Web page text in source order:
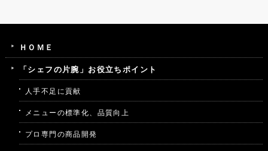
ＨＯＭＥ
「シェフの片腕」お役立ちポイント
人手不足に貢献
メニューの標準化、品質向上
プロ専門の商品開発